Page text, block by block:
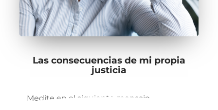
Las consecuencias de mi propia
justicia
Medite en el siguiente mensaje.